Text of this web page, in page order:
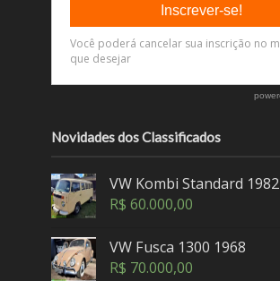
Novidades dos Classificados
VW Kombi Standard 1982
R$ 60.000,00
VW Fusca 1300 1968
R$ 70.000,00